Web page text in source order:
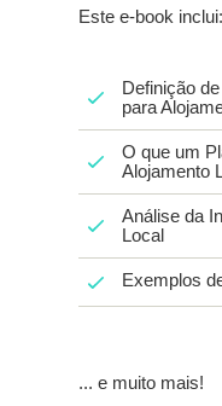
Este e-book inclui:
Definição
para
O que um
Alojamento
Análise da
Local
Exemplos
... e muito mais!